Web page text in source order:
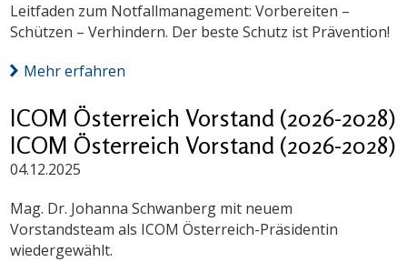
Leitfaden zum Notfallmanagement: Vorbereiten –
Schützen – Verhindern. Der beste Schutz ist Prävention!
Mehr erfahren
ICOM Österreich Vorstand (2026-2028)
ICOM Österreich Vorstand (2026-2028)
04.12.2025
Mag. Dr. Johanna Schwanberg mit neuem
Vorstandsteam als ICOM Österreich-Präsidentin
wiedergewählt.